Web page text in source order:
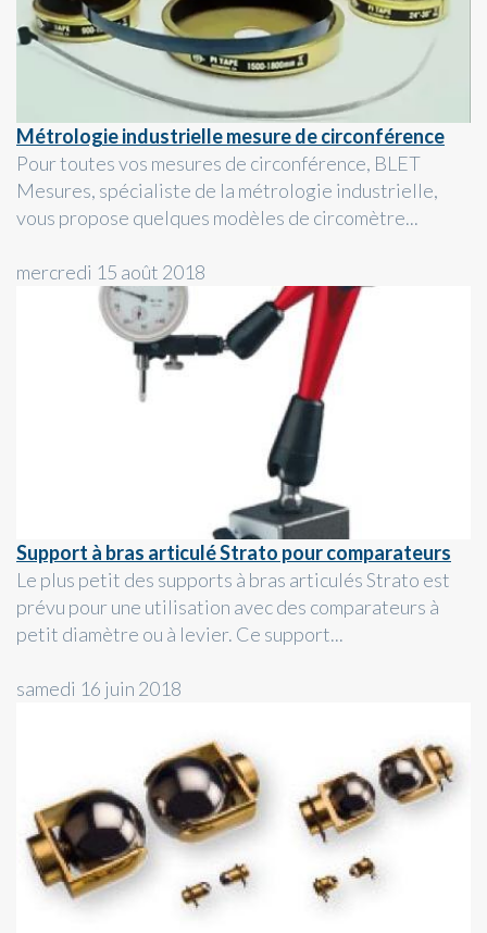
Métrologie industrielle mesure de circonférence
Pour toutes vos mesures de circonférence, BLET
Mesures, spécialiste de la métrologie industrielle,
vous propose quelques modèles de circomètre...
mercredi 15 août 2018
Support à bras articulé Strato pour comparateurs
Le plus petit des supports à bras articulés Strato est
prévu pour une utilisation avec des comparateurs à
petit diamètre ou à levier. Ce support...
samedi 16 juin 2018